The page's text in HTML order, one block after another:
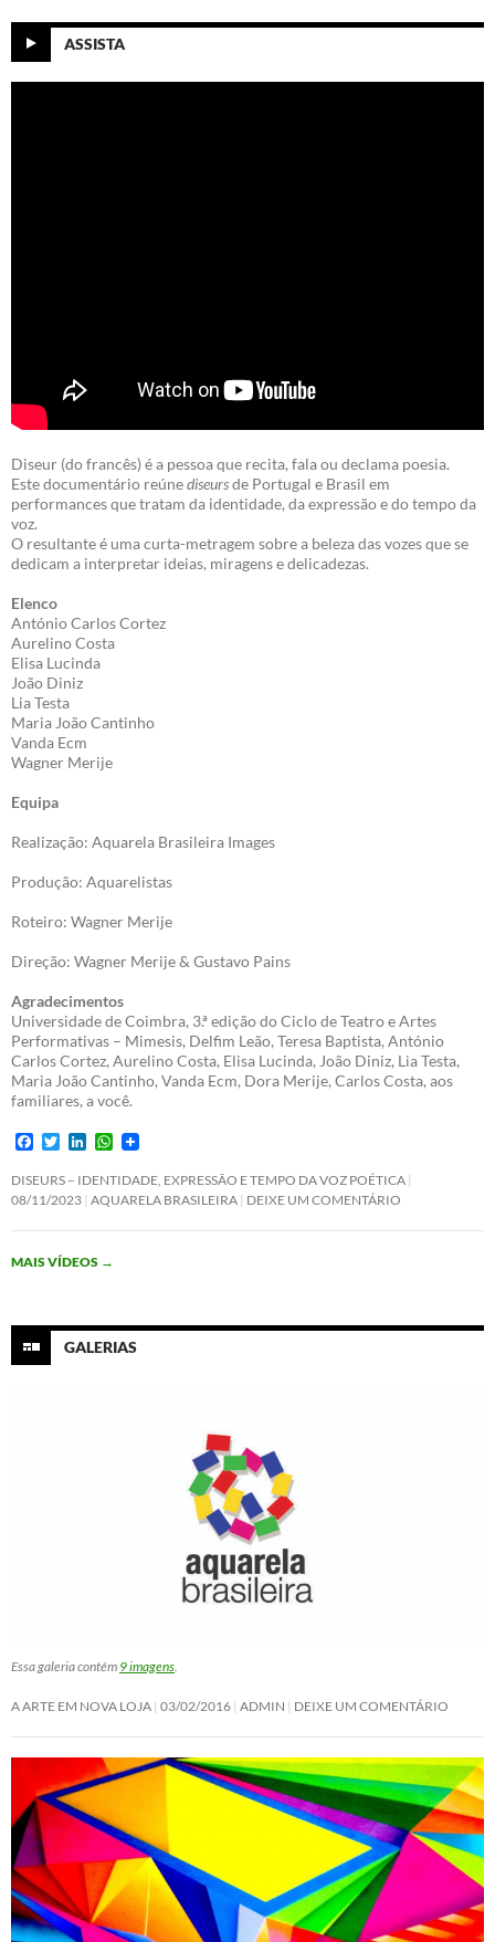
ASSISTA
Diseur (do francês) é a pessoa que recita, fala ou declama poesia.
Este documentário reúnediseursde Portugal e Brasil em
performances que tratam da identidade, da expressão e do tempo da
voz.
O resultante é uma curta-metragem sobre a beleza das vozes que se
dedicam a interpretar ideias, miragens e delicadezas.
Elenco
António Carlos Cortez
Aurelino Costa
Elisa Lucinda
João Diniz
Lia Testa
Maria João Cantinho
Vanda Ecm
Wagner Merije
Equipa
Realização: Aquarela Brasileira Images
Produção: Aquarelistas
Roteiro: Wagner Merije
Direção: Wagner Merije & Gustavo Pains
Agradecimentos
Universidade de Coimbra, 3.ª edição do Ciclo de Teatro e Artes
Performativas – Mimesis, Delfim Leão, Teresa Baptista, António
Carlos Cortez, Aurelino Costa, Elisa Lucinda, João Diniz, Lia Testa,
Maria João Cantinho, Vanda Ecm, Dora Merije, Carlos Costa, aos
familiares, a você.
F
c
e
b
o
k
T
i
t
t
e
n
k
e
d
n
W
a
t
s
A
DISEURS – IDENTIDADE, EXPRESSÃO E TEMPO DA VOZ POÉTICA
08/11/2023 AQUARELA BRASILEIRA DEIXE UM COMENTÁRIO
MAIS VÍDEOS →
GALERIAS
Essa galeria contém 9 imagens
A ARTE EM NOVA LOJA 03/02/2016 ADMIN DEIXE UM COMENTÁRIO